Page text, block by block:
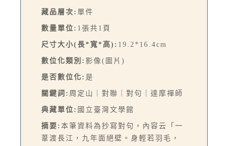
藏品層次: 單件
數量單位: 1張共1頁
尺寸大小(長*寬*高): 19.2*16.4cm
數位化類別: 影像(圖片)
是否數位化: 是
關鍵詞: 周定山｜對聯｜對句｜達摩禪師
典藏單位: 國立臺灣文學館
摘要: 本筆資料為抄寫對句，內容云「一
葦渡長江，九年面絕壁。身輕若羽毛，